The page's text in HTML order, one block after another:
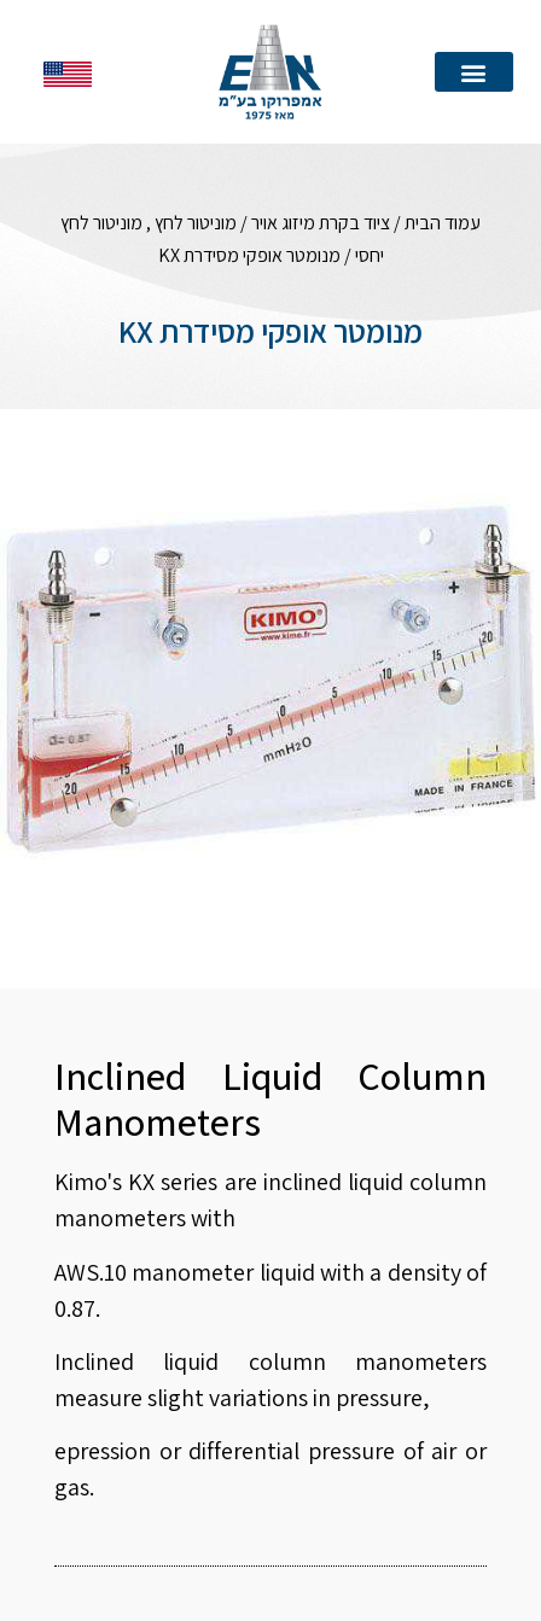
עמוד הבית/ציוד בקרת מיזוג אויר/ מוניטור לחץ , מוניטור לחץ
יחסי/ מנומטר אופקי מסידרת KX
מנומטר אופקי מסידרת KX
Inclined Liquid Column
Manometers
Kimo's KX series are inclined liquid column
manometers with
AWS.10 manometer liquid with a density of
0.87.
Inclined liquid column manometers
measure slight variations in pressure,
epression or differential pressure of air or
gas.